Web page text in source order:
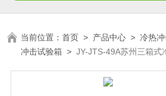
当前位置：首页 > 产品中心 >冷热
冲击试验箱 >JY-JTS-49A苏州三箱式